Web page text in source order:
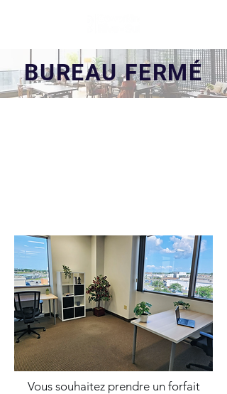
BUREAU FERMÉ
Vous souhaitez prendre un forfait